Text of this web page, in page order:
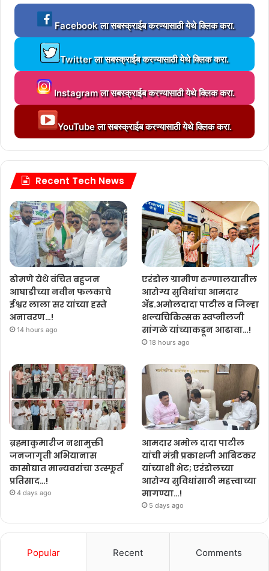
L
o
a
n
g
.
Facebook ला सबस्क्राईब करण्यासाठी येथे क्लिक करा.
L
o
a
d
n
g
.
.
.
Twitter ला सबस्क्राईब करण्यासाठी येथे क्लिक करा.
L
o
a
g
.
Instagram ला सबस्क्राईब करण्यासाठी येथे क्लिक करा.
L
o
a
d
n
g
.
.
.
YouTube ला सबस्क्राईब करण्यासाठी येथे क्लिक करा.
Recent Tech News
ढोमणे येथे वंचित बहुजन
आघाडीच्या नवीन फलकाचे
ईश्वर लाला सर यांच्या हस्ते
अनावरण…!
14 hours ago
एरंडोल ग्रामीण रुग्णालयातील
आरोग्य सुविधांचा आमदार
ॲड.अमोलदादा पाटील व जिल्हा
शल्यचिकित्सक स्वप्नीलजी
सांगळे यांच्याकडून आढावा…!
18 hours ago
ब्रह्माकुमारीज नशामुक्ती
जनजागृती अभियानास
कासोद्यात मान्यवरांचा उत्स्फूर्त
प्रतिसाद…!
4 days ago
आमदार अमोल दादा पाटील
यांची मंत्री प्रकाशजी आबिटकर
यांच्याशी भेट; एरंडोलच्या
आरोग्य सुविधांसाठी महत्त्वाच्या
मागण्या…!
5 days ago
Popular Recent Comments